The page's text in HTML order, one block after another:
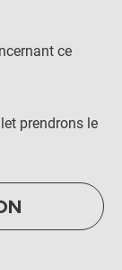
ce
prendrons le